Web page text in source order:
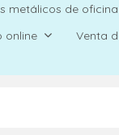
metálicos de
online
Venta